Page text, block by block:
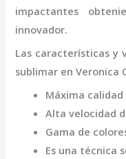
impactantes
innovador.
Las características y
sublimar en Veronica
Máxima calidad
Alta velocidad
Gama de
Es una técnica